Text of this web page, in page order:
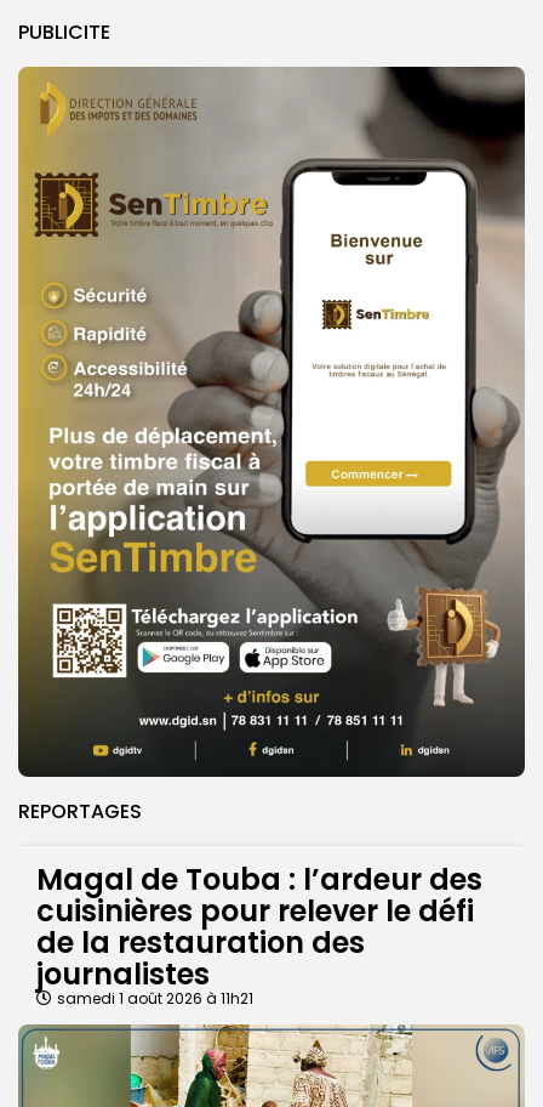
PUBLICITE
REPORTAGES
Magal de Touba : l’ardeur des
cuisinières pour relever le défi
de la restauration des
journalistes
samedi 1 août 2026 à 11h21